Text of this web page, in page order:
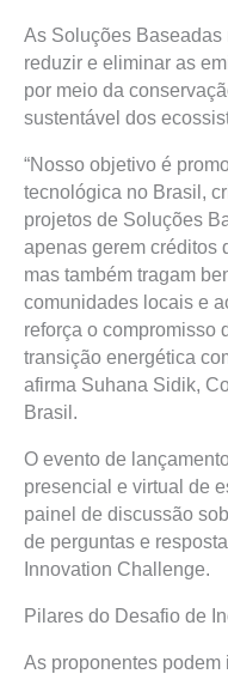
As Soluções Baseadas
reduzir e eliminar as
por meio da
sustentável dos
“Nosso objetivo é
tecnológica no Brasil,
projetos de Soluções
apenas gerem créditos
mas também tragam
comunidades locais e
reforça o compromisso
transição energética
afirma Suhana Sidik,
Brasil.
O evento de
presencial e virtual de
painel de discussão
de perguntas e
Innovation Challenge.
Pilares do Desafio de
As proponentes